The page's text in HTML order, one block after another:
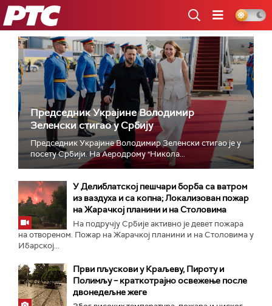
РТС
Председник Украјине Володимир
Зеленски стигао у Србију
Председник Украјине Володимир Зеленски стигао је у
посету Србији. На Аеродрому "Никола...
У Делиблатској пешчари борба са ватром
из ваздуха и са копна; Локализован пожар
на Жарачкој планини и на Столовима
На подручју Србије активно је девет пожара
на отвореном. Пожар на Жарачкој планини и на Столовима у
Ибарској...
Први пљускови у Краљеву, Пироту и
Полимљу – краткотрајно освежење после
двонедељне жеге